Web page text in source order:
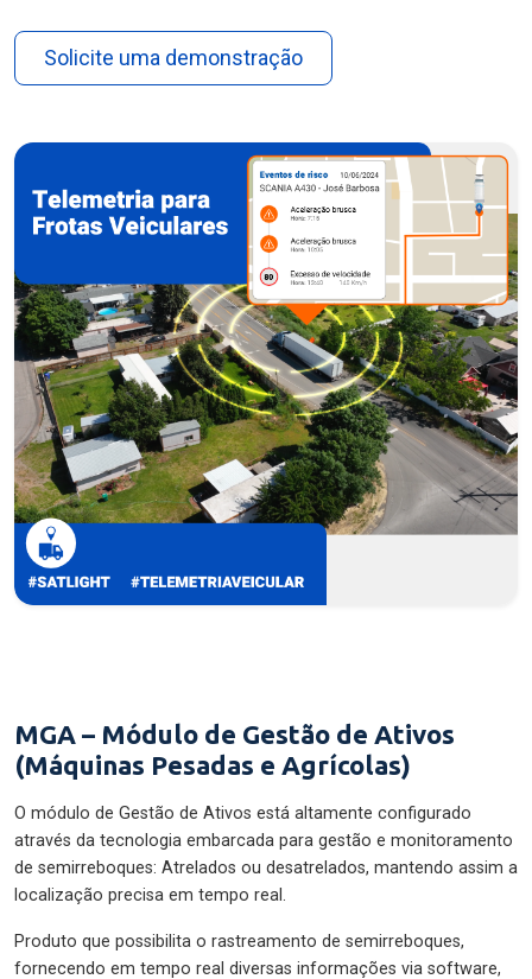
Solicite uma demonstração
MGA – Módulo de Gestão de Ativos
(Máquinas Pesadas e Agrícolas)
O módulo de Gestão de Ativos está altamente configurado
através da tecnologia embarcada para gestão e monitoramento
de semirreboques: Atrelados ou desatrelados, mantendo assim a
localização precisa em tempo real.
Produto que possibilita o rastreamento de semirreboques,
fornecendo em tempo real diversas informações via software,